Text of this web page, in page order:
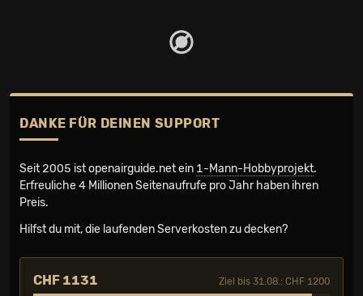
DANKE FÜR DEINEN SUPPORT
Seit 2005 ist openairguide.net ein 1-Mann-Hobbyprojekt.
Erfreuliche 4 Millionen Seiten­aufrufe pro Jahr haben ihren
Preis.
Hilfst du mit, die laufenden Serverkosten zu decken?
CHF 1131 Ziel bis 31.08.: CHF 1200